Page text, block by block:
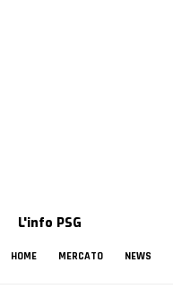
L'info PSG
HOME MERCATO NEWS